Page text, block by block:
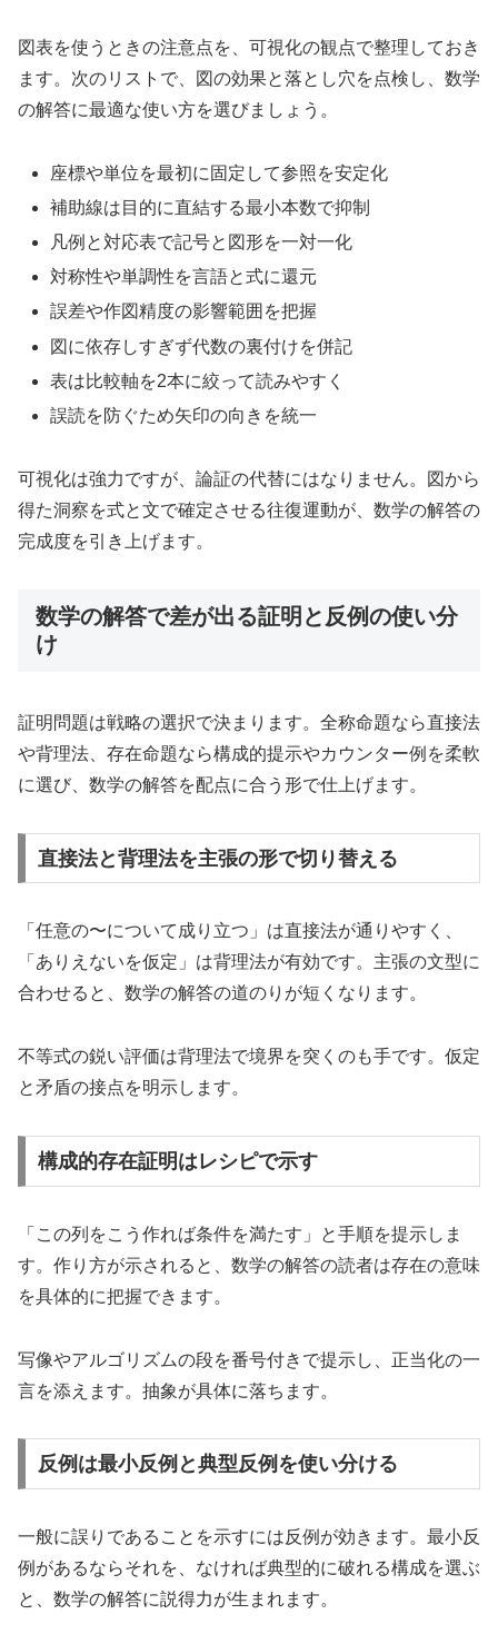
図表を使うときの注意点を、可視化の観点で整理しておき
ます。次のリストで、図の効果と落とし穴を点検し、数学
の解答に最適な使い方を選びましょう。
座標や単位を最初に固定して参照を安定化
補助線は目的に直結する最小本数で抑制
凡例と対応表で記号と図形を一対一化
対称性や単調性を言語と式に還元
誤差や作図精度の影響範囲を把握
図に依存しすぎず代数の裏付けを併記
表は比較軸を2本に絞って読みやすく
誤読を防ぐため矢印の向きを統一
可視化は強力ですが、論証の代替にはなりません。図から
得た洞察を式と文で確定させる往復運動が、数学の解答の
完成度を引き上げます。
数学の解答で差が出る証明と反例の使い分
け
証明問題は戦略の選択で決まります。全称命題なら直接法
や背理法、存在命題なら構成的提示やカウンター例を柔軟
に選び、数学の解答を配点に合う形で仕上げます。
直接法と背理法を主張の形で切り替える
「任意の〜について成り立つ」は直接法が通りやすく、
「ありえないを仮定」は背理法が有効です。主張の文型に
合わせると、数学の解答の道のりが短くなります。
不等式の鋭い評価は背理法で境界を突くのも手です。仮定
と矛盾の接点を明示します。
構成的存在証明はレシピで示す
「この列をこう作れば条件を満たす」と手順を提示しま
す。作り方が示されると、数学の解答の読者は存在の意味
を具体的に把握できます。
写像やアルゴリズムの段を番号付きで提示し、正当化の一
言を添えます。抽象が具体に落ちます。
反例は最小反例と典型反例を使い分ける
一般に誤りであることを示すには反例が効きます。最小反
例があるならそれを、なければ典型的に破れる構成を選ぶ
と、数学の解答に説得力が生まれます。